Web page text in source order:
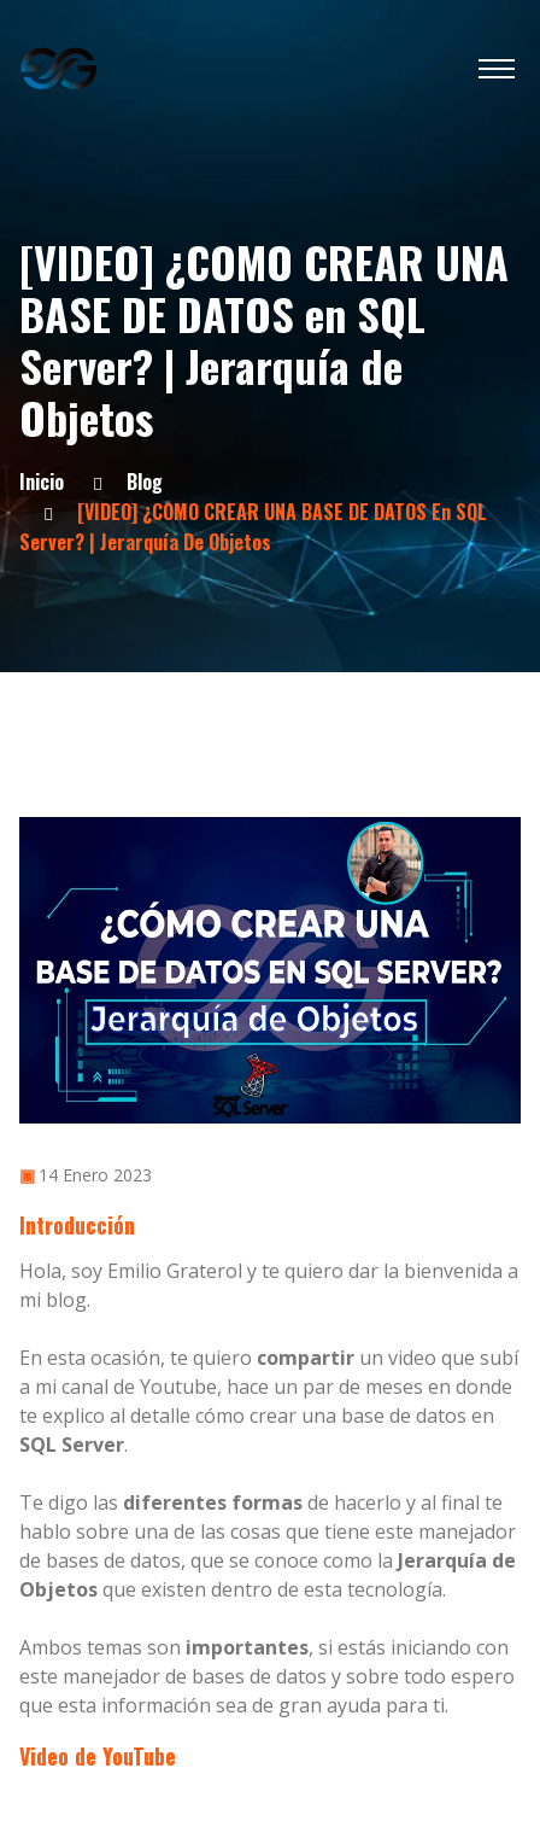
[VIDEO] ¿COMO CREAR UNA
BASE DE DATOS en SQL
Server? | Jerarquía de
Objetos
Inicio
Blog
[VIDEO] ¿COMO CREAR UNA BASE DE DATOS En SQL
Server? | Jerarquía De Objetos
▣ 14 Enero 2023
Introducción
Hola, soy Emilio Graterol y te quiero dar la bienvenida a
mi blog.
En esta ocasión, te quiero compartir un video que subí
a mi canal de Youtube, hace un par de meses en donde
te explico al detalle cómo crear una base de datos en
SQL Server.
Te digo las diferentes formasde hacerlo y al final te
hablo sobre una de las cosas que tiene este manejador
de bases de datos, que se conoce como la Jerarquía de
Objetosque existen dentro de esta tecnología.
Ambos temas son importantes, si estás iniciando con
este manejador de bases de datos y sobre todo espero
que esta información sea de gran ayuda para ti.
Video de YouTube